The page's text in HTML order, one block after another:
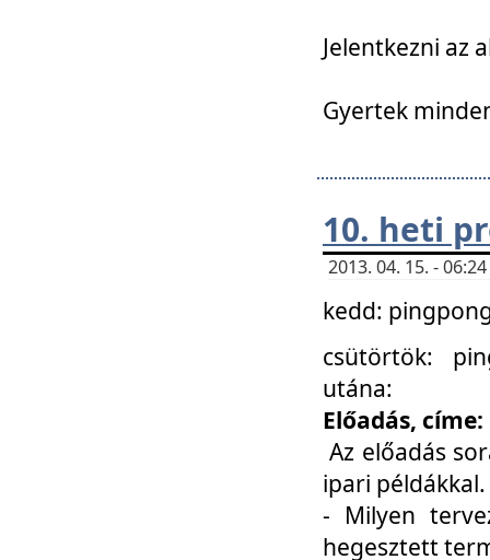
Jelentkezni az
Gyertek
10. heti
2013. 04. 15. -
kedd:
csütörtök:
utána:
Előadás,
Az előadás
ipari
- Milyen
hegesztett